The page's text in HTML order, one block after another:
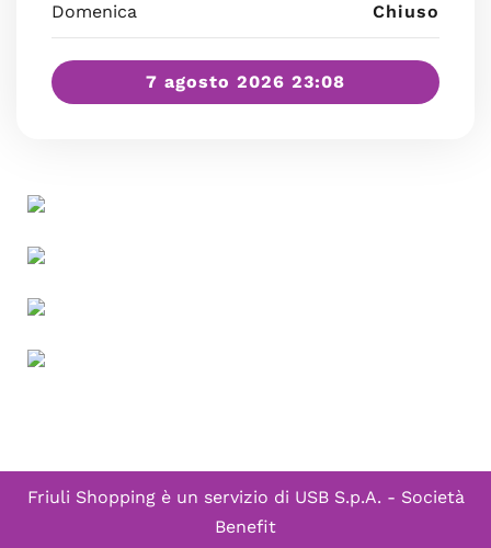
Domenica Chiuso
7 agosto 2026 23:08
Friuli Shopping è un servizio di USB S.p.A. - Società
Benefit